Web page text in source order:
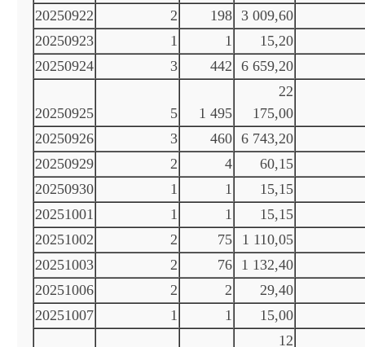
20250922
2 198 3 009,60
20250923
1 1
15,20
20250924
3 442 6 659,20
20250925 5 1 495
22
175,00
20250926
3 460 6 743,20
20250929
2 4
60,15
20250930
1 1
15,15
20251001
1 1
15,15
20251002
2 75
1 110,05
20251003
2 76 1 132,40
20251006
2 2
29,40
20251007
1 1 15,00
12